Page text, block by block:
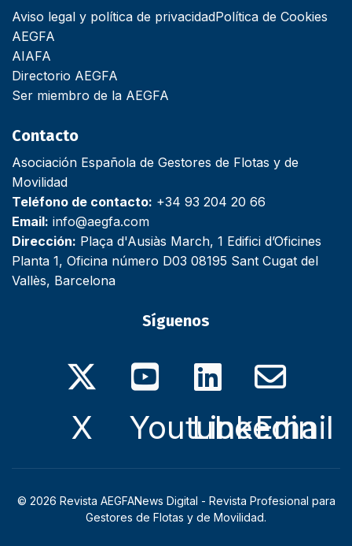
Aviso legal y política de privacidadPolítica de Cookies
AEGFA
AIAFA
Directorio AEGFA
Ser miembro de la AEGFA
Contacto
Asociación Española de Gestores de Flotas y de
Movilidad
Teléfono de contacto: +34 93 204 20 66
Email: info@aegfa.com
Dirección: Plaça d'Ausiàs March, 1 Edifici d’Oficines
Planta 1, Oficina número D03 08195 Sant Cugat del
Vallès, Barcelona
Síguenos
X YoutubeLinkedin
Email
© 2026 Revista AEGFANews Digital - Revista Profesional para
Gestores de Flotas y de Movilidad.